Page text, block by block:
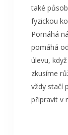
také
fyzickou
Pomáhá
pomáhá
úlevu,
zkusíme
vždy stačí
připravit v